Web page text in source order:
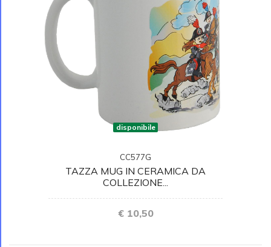
disponibile
CC577G
TAZZA MUG IN CERAMICA DA
COLLEZIONE...
€ 10,50